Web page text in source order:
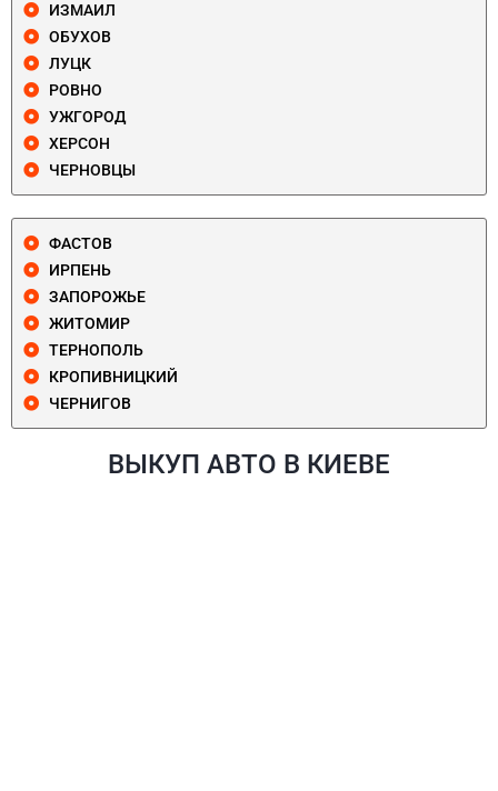
ИЗМАИЛ
ОБУХОВ
ЛУЦК
РОВНО
УЖГОРОД
ХЕРСОН
ЧЕРНОВЦЫ
ФАСТОВ
ИРПЕНЬ
ЗАПОРОЖЬЕ
ЖИТОМИР
ТЕРНОПОЛЬ
КРОПИВНИЦКИЙ
ЧЕРНИГОВ
ВЫКУП АВТО В КИЕВЕ